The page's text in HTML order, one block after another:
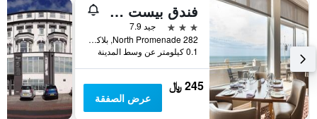
فندق بيست ويسترن كارلتون
3 نجوم
جيد 7.9
282 North Promenade, بلاكبول, المملكة المتحدة
0.1 كيلومتر عن وسط المدينة
245 ﷼
عرض الصفقة